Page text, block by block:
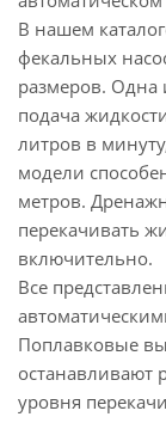
В нашем
фекальных
размеров. Одна
подача
литров в
модели
метров.
перекачивать
включительно.
Все
Поплавковые
останавливают
уровня